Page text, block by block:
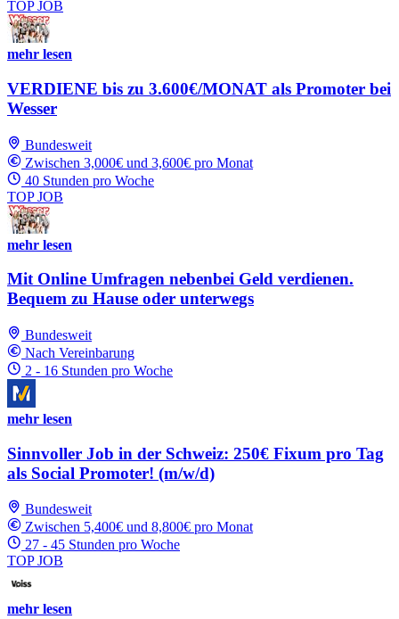
TOP JOB
mehr lesen
VERDIENE bis zu 3.600€/MONAT als Promoter bei
Wesser
Bundesweit
Zwischen 3,000€ und 3,600€ pro Monat
40 Stunden pro Woche
TOP JOB
mehr lesen
Mit Online Umfragen nebenbei Geld verdienen.
Bequem zu Hause oder unterwegs
Bundesweit
Nach Vereinbarung
2 - 16 Stunden pro Woche
mehr lesen
Sinnvoller Job in der Schweiz: 250€ Fixum pro Tag
als Social Promoter! (m/w/d)
Bundesweit
Zwischen 5,400€ und 8,800€ pro Monat
27 - 45 Stunden pro Woche
TOP JOB
mehr lesen